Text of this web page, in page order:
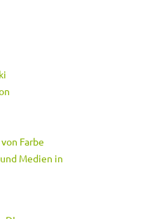
Farbe
Medien in